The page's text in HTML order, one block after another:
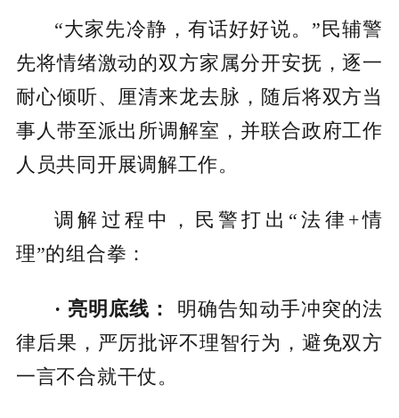
“大家先冷静，有话好好说。”民辅警
先将情绪激动的双方家属分开安抚，逐一
耐心倾听、厘清来龙去脉，随后将双方当
事人带至派出所调解室，并联合政府工作
人员共同开展调解工作。
调解过程中，民警打出“法律+情
理”的组合拳：
· 亮明底线：
明确告知动手冲突的法
律后果，严厉批评不理智行为，避免双方
一言不合就干仗。